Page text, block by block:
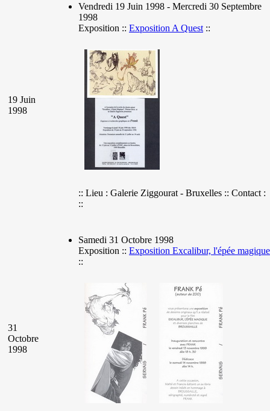
19 Juin
1998
Vendredi 19 Juin 1998 - Mercredi 30 Septembre
1998
Exposition :: Exposition A Quest ::
:: Lieu : Galerie Ziggourat - Bruxelles :: Contact :
::
31
Octobre
1998
Samedi 31 Octobre 1998
Exposition :: Exposition Excalibur, l'épée magique
::